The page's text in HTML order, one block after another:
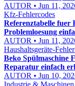
AUTOR • Jun 11,
Kfz-Fehlercodes
Referenztabelle fuer
Problemloesung
AUTOR • Jun 11,
Haushaltsgeräte-
Beko Spülmaschine
Reparatur einfach
AUTOR • Jun 10,
Industrie & Maschinen